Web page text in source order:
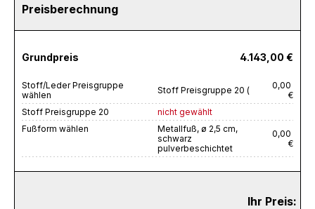
Preisberechnung
Grundpreis 4.143,00 €
Stoff/Leder Preisgruppe
wählen
Stoff Preisgruppe 20 (
0,00
€
Stoff Preisgruppe 20
nicht gewählt
Fußform wählen
Metallfuß, ø 2,5 cm,
schwarz
pulverbeschichtet
0,00
€
Ihr Preis: